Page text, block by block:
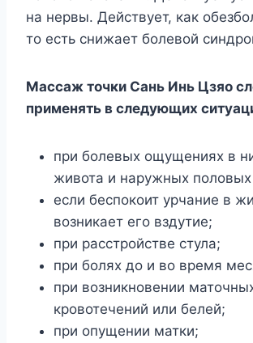
на нервы. Действует, как
то есть снижает болевой
Массаж точки Сань Инь Цзяо
применять в следующих
при болевых ощущениях в
живота и наружных половых
если беспокоит урчание в
возникает его вздутие;
при расстройстве стула;
при болях до и во время
при возникновении
кровотечений или белей;
при опущении матки;